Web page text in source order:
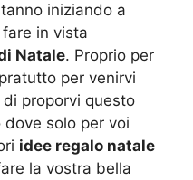
iniziando a
in vista
Natale. Proprio per
per venirvi
proporvi questo
solo per voi
idee regalo natale
la vostra bella